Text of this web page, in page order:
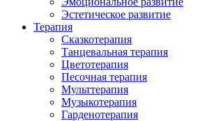
Эстетическое развитие
Терапия
Сказкотерапия
Танцевальная терапия
Цветотерапия
Песочная терапия
Мульттерапия
Музыкотерапия
Гарденотерапия